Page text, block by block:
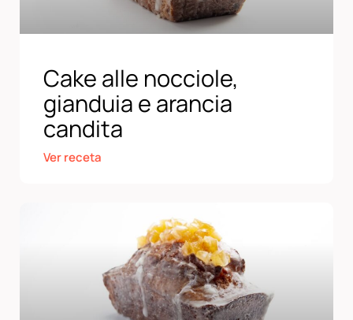
Cake alle nocciole,
gianduia e arancia
candita
Ver receta